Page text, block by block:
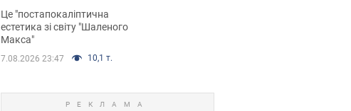
російських FPV-дронів.
Фото
Це "постапокаліптична
естетика зі світу "Шаленого
Макса"
7.08.2026 23:47 10,1 т.